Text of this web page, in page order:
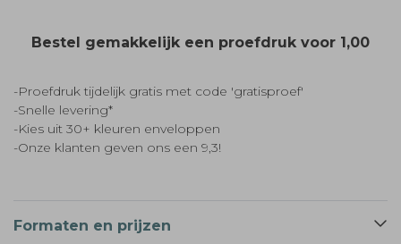
Bestel gemakkelijk een proefdruk voor 1,00
-Proefdruk tijdelijk gratis met code 'gratisproef'
-Snelle levering*
-Kies uit 30+ kleuren enveloppen
-Onze klanten geven ons een 9,3!
Formaten en prijzen